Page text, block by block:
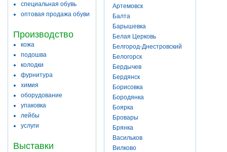
специальная обувь
оптовая продажа обуви
Производство
кожа
подошва
колодки
фурнитура
химия
оборудование
упаковка
лейбы
услуги
Выставки
Артемовск
Балта
Барышевка
Белая Церковь
Белгород-Днестровский
Белогорск
Бердычев
Бердянск
Борисовка
Бородянка
Боярка
Бровары
Брянка
Васильков
Вилково